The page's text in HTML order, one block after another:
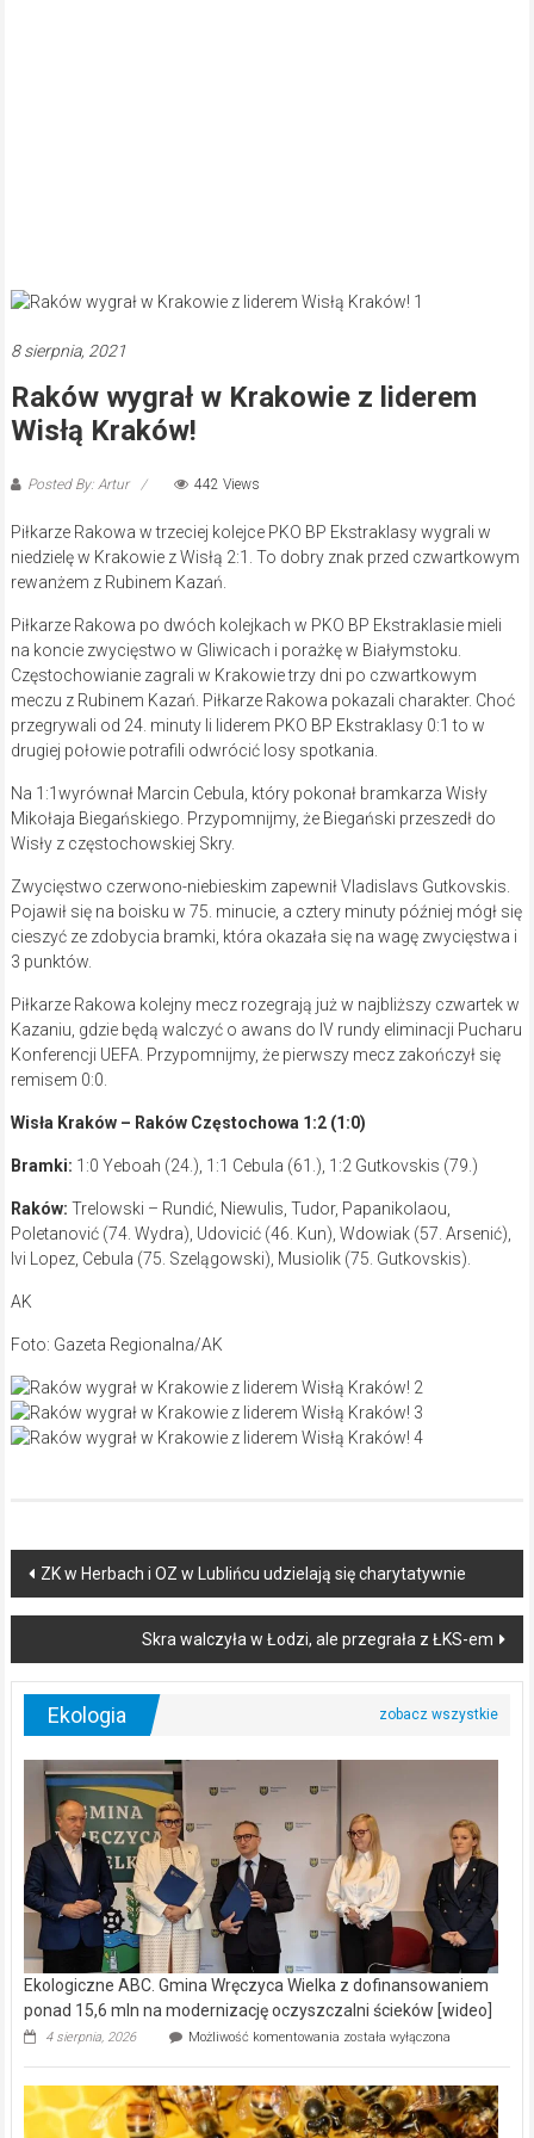
8 sierpnia, 2021
Raków wygrał w Krakowie z liderem
Wisłą Kraków!
Posted By: Artur 442 Views
Piłkarze Rakowa w trzeciej kolejce PKO BP Ekstraklasy wygrali w
niedzielę w Krakowie z Wisłą 2:1. To dobry znak przed czwartkowym
rewanżem z Rubinem Kazań.
Piłkarze Rakowa po dwóch kolejkach w PKO BP Ekstraklasie mieli
na koncie zwycięstwo w Gliwicach i porażkę w Białymstoku.
Częstochowianie zagrali w Krakowie trzy dni po czwartkowym
meczu z Rubinem Kazań. Piłkarze Rakowa pokazali charakter. Choć
przegrywali od 24. minuty li liderem PKO BP Ekstraklasy 0:1 to w
drugiej połowie potrafili odwrócić losy spotkania.
Na 1:1wyrównał Marcin Cebula, który pokonał bramkarza Wisły
Mikołaja Biegańskiego. Przypomnijmy, że Biegański przeszedł do
Wisły z częstochowskiej Skry.
Zwycięstwo czerwono-niebieskim zapewnił Vladislavs Gutkovskis.
Pojawił się na boisku w 75. minucie, a cztery minuty później mógł się
cieszyć ze zdobycia bramki, która okazała się na wagę zwycięstwa i
3 punktów.
Piłkarze Rakowa kolejny mecz rozegrają już w najbliższy czwartek w
Kazaniu, gdzie będą walczyć o awans do IV rundy eliminacji Pucharu
Konferencji UEFA. Przypomnijmy, że pierwszy mecz zakończył się
remisem 0:0.
Wisła Kraków – Raków Częstochowa 1:2 (1:0)
Bramki: 1:0 Yeboah (24.), 1:1 Cebula (61.), 1:2 Gutkovskis (79.)
Raków: Trelowski – Rundić, Niewulis, Tudor, Papanikolaou,
Poletanović (74. Wydra), Udovicić (46. Kun), Wdowiak (57. Arsenić),
Ivi Lopez, Cebula (75. Szelągowski), Musiolik (75. Gutkovskis).
AK
Foto: Gazeta Regionalna/AK
Post
navigation
ZK w Herbach i OZ w Lublińcu udzielają się charytatywnie
Skra walczyła w Łodzi, ale przegrała z ŁKS-em
Ekologia
Ekologiczne ABC. Gmina Wręczyca Wielka z dofinansowaniem
ponad 15,6 mln na modernizację oczyszczalni ścieków [wideo]
4 sierpnia, 2026 Możliwość komentowania Ekologiczne
Wręczyca
Wielka
z
została wyłączona